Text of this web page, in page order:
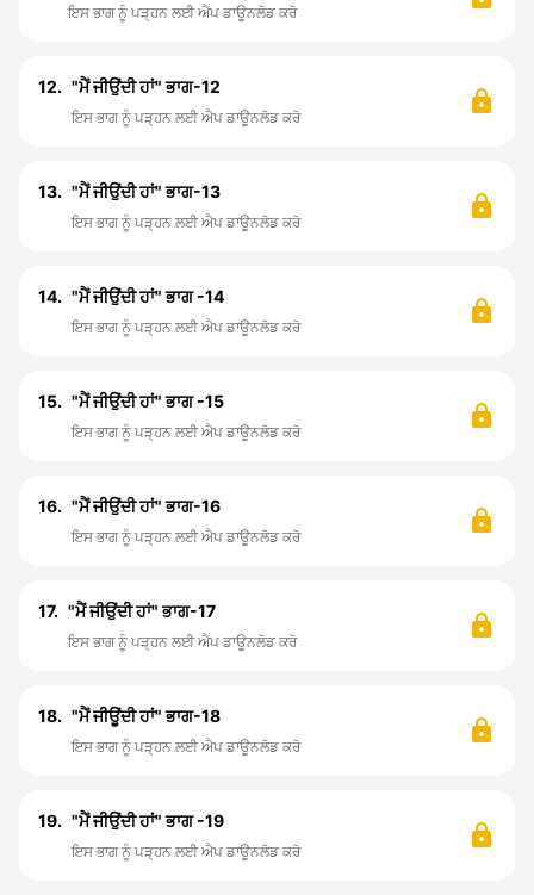
ਇਸ ਭਾਗ ਨੂੰ ਪੜ੍ਹਨ ਲਈ ਐਪ ਡਾਊਨਲੋਡ ਕਰੋ
12. "ਮੈਂ ਜੀਉਂਦੀ ਹਾਂ" ਭਾਗ-12
ਇਸ ਭਾਗ ਨੂੰ ਪੜ੍ਹਨ ਲਈ ਐਪ ਡਾਊਨਲੋਡ ਕਰੋ
13. "ਮੈਂ ਜੀਉਂਦੀ ਹਾਂ" ਭਾਗ-13
ਇਸ ਭਾਗ ਨੂੰ ਪੜ੍ਹਨ ਲਈ ਐਪ ਡਾਊਨਲੋਡ ਕਰੋ
14. "ਮੈਂ ਜੀਉਂਦੀ ਹਾਂ" ਭਾਗ -14
ਇਸ ਭਾਗ ਨੂੰ ਪੜ੍ਹਨ ਲਈ ਐਪ ਡਾਊਨਲੋਡ ਕਰੋ
15. "ਮੈਂ ਜੀਉਂਦੀ ਹਾਂ" ਭਾਗ -15
ਇਸ ਭਾਗ ਨੂੰ ਪੜ੍ਹਨ ਲਈ ਐਪ ਡਾਊਨਲੋਡ ਕਰੋ
16. "ਮੈਂ ਜੀਉਂਦੀ ਹਾਂ" ਭਾਗ-16
ਇਸ ਭਾਗ ਨੂੰ ਪੜ੍ਹਨ ਲਈ ਐਪ ਡਾਊਨਲੋਡ ਕਰੋ
17. "ਮੈਂ ਜੀਉਂਦੀ ਹਾਂ" ਭਾਗ-17
ਇਸ ਭਾਗ ਨੂੰ ਪੜ੍ਹਨ ਲਈ ਐਪ ਡਾਊਨਲੋਡ ਕਰੋ
18. "ਮੈਂ ਜੀਊਂਦੀ ਹਾਂ" ਭਾਗ-18
ਇਸ ਭਾਗ ਨੂੰ ਪੜ੍ਹਨ ਲਈ ਐਪ ਡਾਊਨਲੋਡ ਕਰੋ
19. "ਮੈਂ ਜੀਉਂਦੀ ਹਾਂ" ਭਾਗ -19
ਇਸ ਭਾਗ ਨੂੰ ਪੜ੍ਹਨ ਲਈ ਐਪ ਡਾਊਨਲੋਡ ਕਰੋ